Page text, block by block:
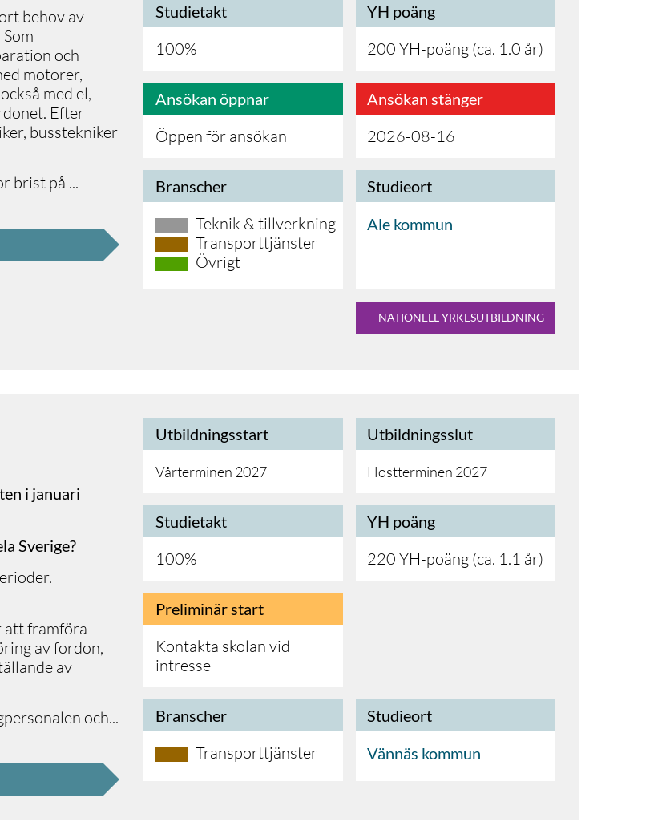
behov av
och
motorer,
med el,
Efter
busstekniker
brist på ...
Studietakt
100%
YH poäng
200 YH-poäng (ca. 1.0 år)
Ansökan öppnar
Öppen för ansökan
Ansökan stänger
2026-08-16
Branscher
Teknik & tillverkning
Transporttjänster
Övrigt
Studieort
Ale kommun
NATIONELL YRKESUTBILDNING
i januari
Sverige?
att framföra
av fordon,
av
och...
Utbildningsstart
Vårterminen 2027
Utbildningsslut
Höstterminen 2027
Studietakt
100%
YH poäng
220 YH-poäng (ca. 1.1 år)
Preliminär start
Kontakta skolan vid
intresse
Branscher
Transporttjänster
Studieort
Vännäs kommun